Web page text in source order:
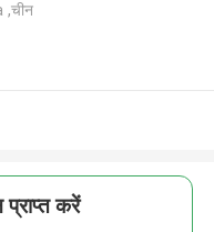
,चीन
करें